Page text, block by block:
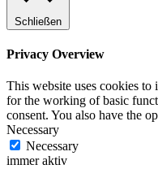
Schließen
Privacy Overview
This website uses cookies to
for the working of basic
consent. You also have the
Necessary
Necessary
immer aktiv